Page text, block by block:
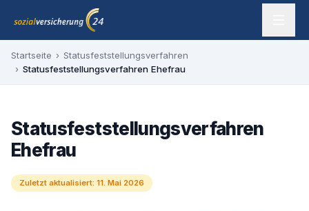
Zum Inhalt springen
sozialversicherung24 — Ihr Experte für SV-Befreiung
Startseite › Statusfeststellungsverfahren
› Statusfeststellungsverfahren Ehefrau
Statusfeststellungsverfahren
Ehefrau
Zuletzt aktualisiert: 11. Mai 2026